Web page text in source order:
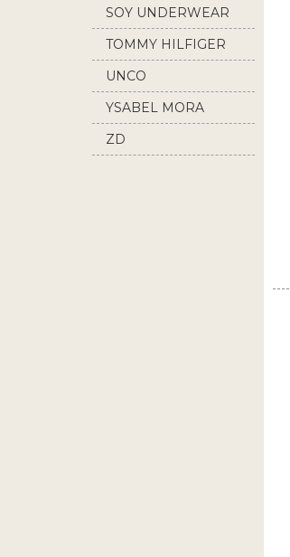
SOY UNDERWEAR
TOMMY HILFIGER
UNCO
YSABEL MORA
ZD